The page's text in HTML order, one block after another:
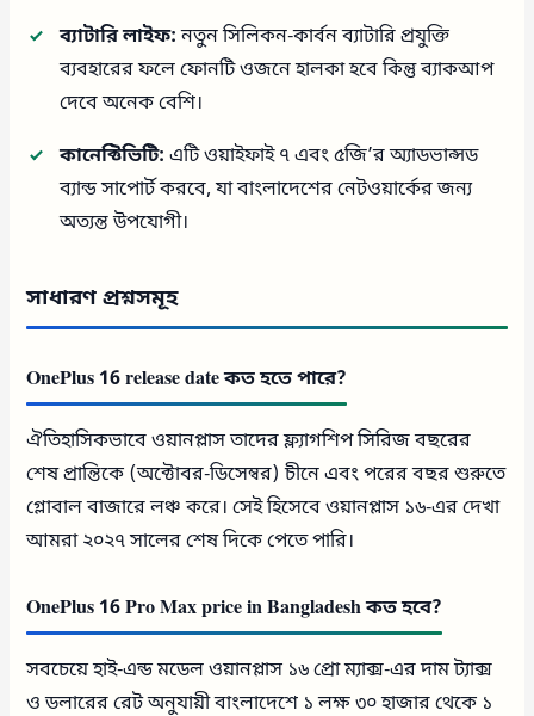
ব্যাটারি লাইফ:নতুন সিলিকন-কার্বন ব্যাটারি প্রযুক্তি
ব্যবহারের ফলে ফোনটি ওজনে হালকা হবে কিন্তু ব্যাকআপ
দেবে অনেক বেশি।
কানেক্টিভিটি: এটি ওয়াইফাই ৭ এবং ৫জি’র অ্যাডভান্সড
ব্যান্ড সাপোর্ট করবে, যা বাংলাদেশের নেটওয়ার্কের জন্য
অত্যন্ত উপযোগী।
সাধারণ প্রশ্নসমূহ
OnePlus 16 release date কত হতে পারে?
ঐতিহাসিকভাবে ওয়ানপ্লাস তাদের ফ্ল্যাগশিপ সিরিজ বছরের
শেষ প্রান্তিকে (অক্টোবর-ডিসেম্বর) চীনে এবং পরের বছর শুরুতে
গ্লোবাল বাজারে লঞ্চ করে। সেই হিসেবে ওয়ানপ্লাস ১৬-এর দেখা
আমরা ২০২৭ সালের শেষ দিকে পেতে পারি।
OnePlus 16 Pro Max price in Bangladesh কত হবে?
সবচেয়ে হাই-এন্ড মডেল ওয়ানপ্লাস ১৬ প্রো ম্যাক্স-এর দাম ট্যাক্স
ও ডলারের রেট অনুযায়ী বাংলাদেশে ১ লক্ষ ৩০ হাজার থেকে ১